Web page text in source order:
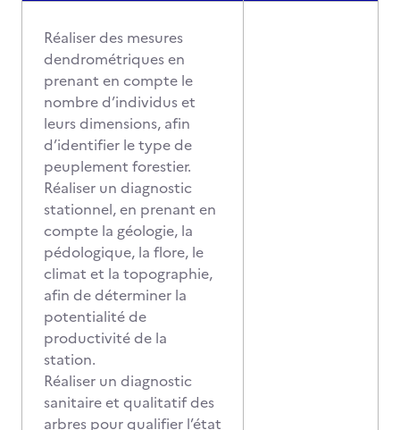
Réaliser des mesures
dendrométriques en
prenant en compte le
nombre d’individus et
leurs dimensions, afin
d’identifier le type de
peuplement forestier.
Réaliser un diagnostic
stationnel, en prenant en
compte la géologie, la
pédologique, la flore, le
climat et la topographie,
afin de déterminer la
potentialité de
productivité de la
station.
Réaliser un diagnostic
sanitaire et qualitatif des
arbres pour qualifier l’état